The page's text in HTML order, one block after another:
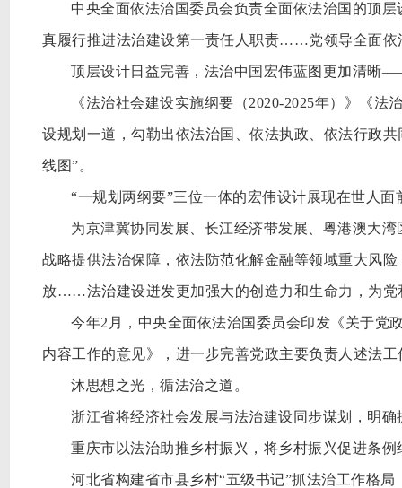
中央全面依法治国委员会负责全面依法治国的顶
真履行推进法治建设第一责任人职责……党领导全面依
顶层设计日益完善，法治中国宏伟蓝图更加清晰
《法治社会建设实施纲要（2020-2025年）》《法
设规划一道，勾勒出依法治国、依法执政、依法行政
线图”。
“一规划两纲要”三位一体的宏伟设计展现在世人
为京津冀协同发展、长江经济带发展、粤港澳大
战略提供法治保障，依法防范化解金融等领域重大风
放……法治建设迸发更加强大的创造力和生命力，为党
今年2月，中央全面依法治国委员会印发《关于党
内容工作的意见》，进一步完善党政主要负责人述法
沐思想之光，循法治之道。
浙江省将经济社会发展与法治建设同步谋划，明
重庆市以法治助推乡村振兴，将乡村振兴促进条例
河北省构建省市县乡村“五级书记”抓法治工作格